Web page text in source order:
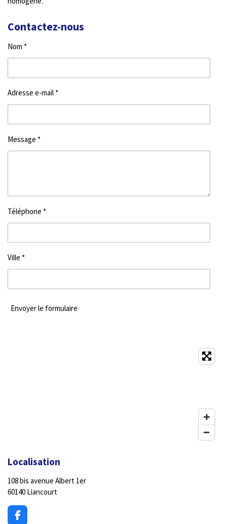
Contactez-nous
Nom *
Adresse e-mail *
Message *
Téléphone *
Ville *
Envoyer le formulaire
Localisation
108 bis avenue Albert 1er
60140 Liancourt
F